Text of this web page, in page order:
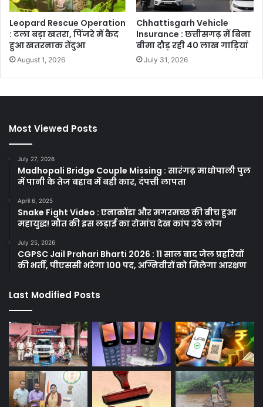
Leopard Rescue Operation
: टला बड़ा खतरा, पिंजरे में कैद
हुआ खतरनाक तेंदुआ
August 1, 2026
Chhattisgarh Vehicle
Insurance : छत्तीसगढ़ में बिना
बीमा दौड़ रही 40 लाख गाड़ियां
July 31, 2026
Most Viewed Posts
July 27, 2026
Madhopali Bridge Couple Missing : सारंगढ़ माधोपाली पुल
में पानी के तेज बहाव में बही कार, दंपत्ती लापता
April 6, 2025
Snake Fight Video : एनाकोंडा और मगरमच्छ की बीच हुआ
महायुद्ध! मौत की इस लड़ाई का रोमांच देख कांप उठे लोग
July 25, 2026
CGPSC Jail Prahari Bharti 2026 : 11 साल बाद जेल प्रहरियों
की भर्ती, पीएससी भरेगा 100 पद, अग्निवीरों को मिलेगा आरक्षण
Last Modified Posts